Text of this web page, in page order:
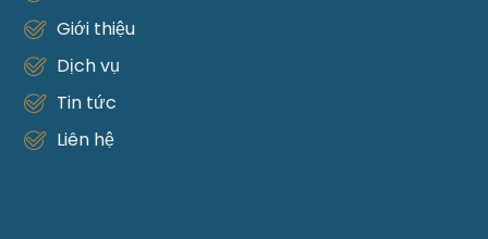
Giới thiệu
Dịch vụ
Tin tức
Liên hệ